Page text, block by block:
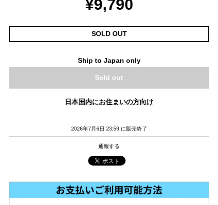
¥9,790
SOLD OUT
Ship to Japan only
Sold out
日本国内にお住まいの方向け
2026年7月6日 23:59 に販売終了
通報する